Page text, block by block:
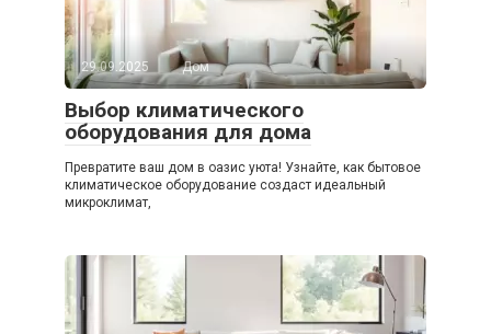
29.09.2025 Дом
Выбор климатического
оборудования для дома
Превратите ваш дом в оазис уюта! Узнайте, как бытовое
климатическое оборудование создаст идеальный
микроклимат,